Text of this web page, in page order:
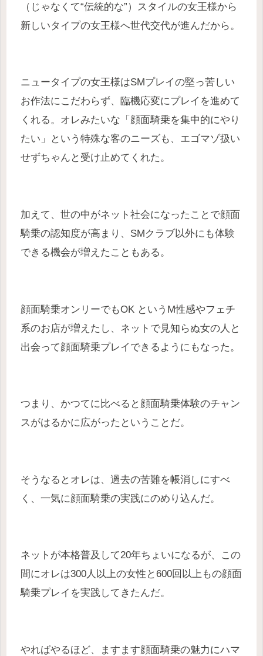
（じゃなくて“伝統的な”）スタイルの女王様から
新しいタイプの女王様へ世代交代が進んだから。
ニュータイプの女王様はSMプレイの堅っ苦しい
お作法にこだわらず、臨機応変にプレイを進めて
くれる。オレみたいな「顔面騎乗を集中的にやり
たい」という特殊な客のニーズも、エゴマゾ扱い
せずちゃんと受け止めてくれた。
加えて、世の中がネット社会になったことで顔面
騎乗の認知度が高まり、SMクラブ以外にも体験
できる機会が増えたこともある。
顔面騎乗オンリーでもOK というM性感やフェチ
系のお店が増えたし、ネットで見知らぬ女の人と
出会って顔面騎乗プレイできるようにもなった。
つまり、かつてに比べると顔面騎乗体験のチャン
スがはるかに広がったということだ。
そうなるとオレは、過去の苦難を帳消しにすべ
く、一気に顔面騎乗の実践にのめり込んだ。
ネットが本格普及して20年ちょいになるが、この
間にオレは300人以上の女性と600回以上もの顔面
騎乗プレイを実践してきたんだ。
やればやるほど、ますます顔面騎乗の魅力にハマ